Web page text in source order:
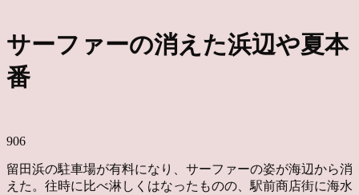
サーファーの消えた浜辺や夏本
番
906
留田浜の駐車場が有料になり、サーファーの姿が海辺から消
えた。往時に比べ淋しくはなったものの、駅前商店街に海水